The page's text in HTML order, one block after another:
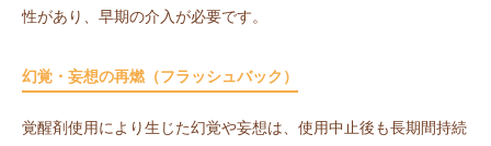
性があり、早期の介入が必要です。
幻覚・妄想の再燃（フラッシュバック）
覚醒剤使用により生じた幻覚や妄想は、使用中止後も長期間持続